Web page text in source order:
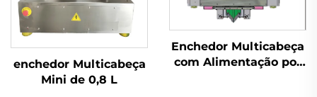
enchedor Multicabeça
Mini de 0,8 L
Enchedor Multicabeça
com Alimentação por